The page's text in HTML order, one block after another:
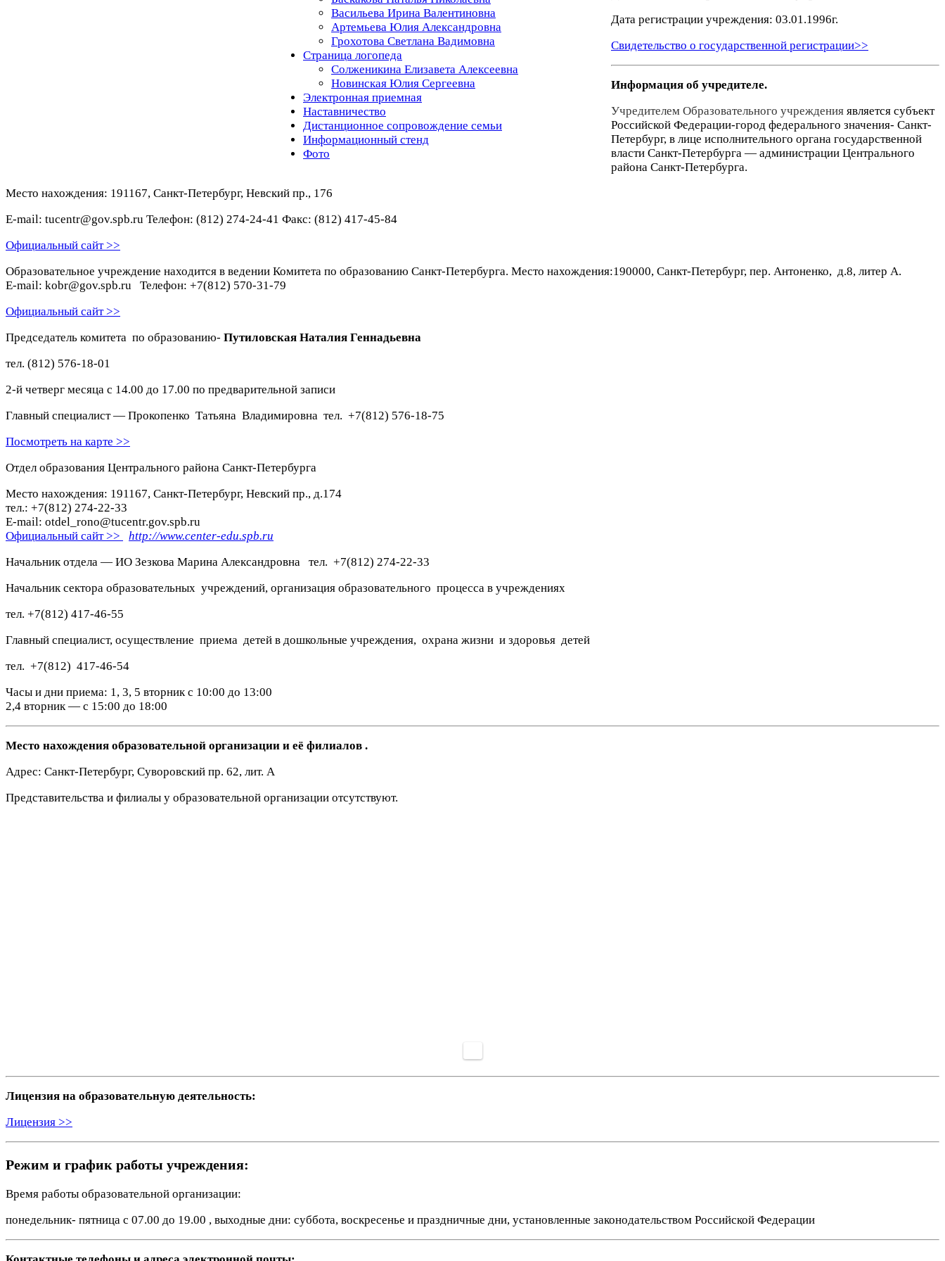
Васильева Ирина Валентиновна
Артемьева Юлия Александровна
Грохотова Светлана Вадимовна
Страница логопеда
Солженикина Елизавета Алексеевна
Новинская Юлия Сергеевна
Электронная приемная
Наставничество
Дистанционное сопровождение семьи
Информационный стенд
Фото
Дата регистрации учреждения: 03.01.1996г.
Cвидетельство о государственной регистрации>>
Информация об учредителе.
Учредителем Образовательного учреждения является субъект
Российской Федерации-город федерального значения- Санкт-
Петербург, в лице исполнительного органа государственной
власти Санкт-Петербурга — администрации Центрального
района Санкт-Петербурга.
Место нахождения: 191167, Санкт-Петербург, Невский пр., 176
E-mail: tucentr@gov.spb.ru Телефон: (812) 274-24-41 Факс: (812) 417-45-84
Официальный сайт >>
Образовательное учреждение находится в ведении Комитета по образованию Санкт-Петербурга. Место нахождения:190000, Санкт-Петербург, пер. Антоненко, д.8, литер А.
E-mail: kobr@gov.spb.ru Телефон: +7(812) 570-31-79
Официальный сайт >>
Председатель комитета по образованию- Путиловская Наталия Геннадьевна
тел. (812) 576-18-01
2-й четверг месяца с 14.00 до 17.00 по предварительной записи
Главный специалист — Прокопенко Татьяна Владимировна тел. +7(812) 576-18-75
Посмотреть на карте >>
Отдел образования Центрального района Санкт-Петербурга
Место нахождения: 191167, Санкт-Петербург, Невский пр., д.174
тел.: +7(812) 274-22-33
E-mail: otdel_rono@tucentr.gov.spb.ru
Официальный сайт >>
http://www.center-edu.spb.ru
Начальник отдела — ИО Зезкова Марина Александровна тел. +7(812) 274-22-33
Начальник сектора образовательных учреждений, организация образовательного процесса в учреждениях
тел. +7(812) 417-46-55
Главный специалист, осуществление приема детей в дошкольные учреждения, охрана жизни и здоровья детей
тел. +7(812) 417-46-54
Часы и дни приема: 1, 3, 5 вторник с 10:00 до 13:00
2,4 вторник — с 15:00 до 18:00
Место нахождения образовательной организации и её филиалов .
Адрес: Санкт-Петербург, Суворовский пр. 62, лит. А
Представительства и филиалы у образовательной организации отсутствуют.
Лицензия на образовательную деятельность:
Лицензия >>
Режим и график работы учреждения:
Время работы образовательной организации:
понедельник- пятница с 07.00 до 19.00 , выходные дни: суббота, воскресенье и праздничные дни, установленные законодательством Российской Федерации